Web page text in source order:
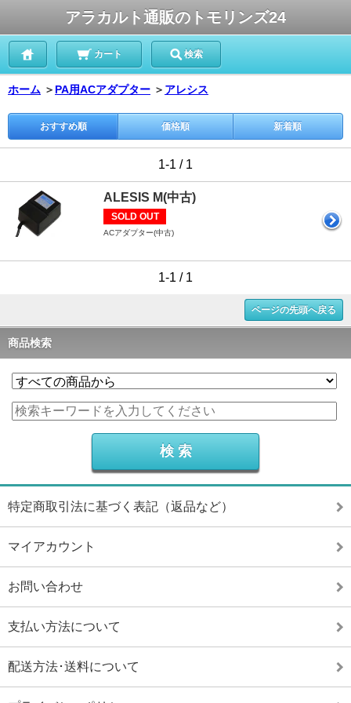
アラカルト通販のトモリンズ24
カート 検索
ホーム ＞ PA用ACアダプター ＞ アレシス
おすすめ順 価格順 新着順
1-1 / 1
ALESIS M(中古)
SOLD OUT
ACアダプター(中古)
1-1 / 1
ページの先頭へ戻る
商品検索
特定商取引法に基づく表記（返品など）
マイアカウント
お問い合わせ
支払い方法について
配送方法･送料について